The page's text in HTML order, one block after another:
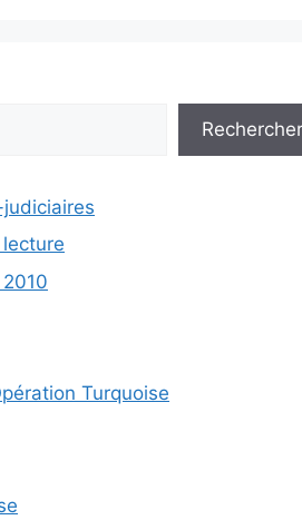
Rechercher
Turquoise